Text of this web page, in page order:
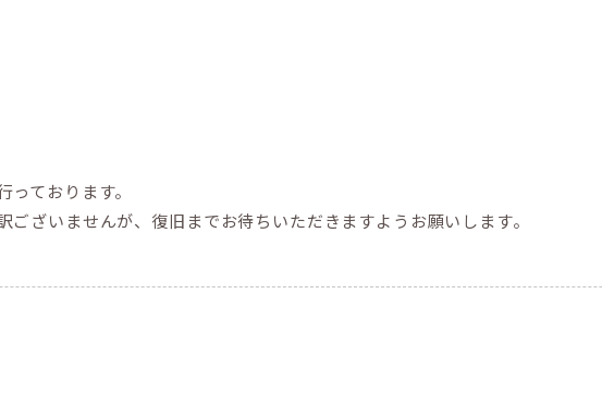
ております。
ございませんが、復旧までお待ちいただきますようお願いします。